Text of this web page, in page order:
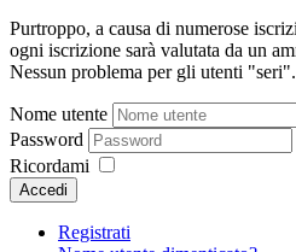
Purtroppo, a causa di numerose
ogni iscrizione sarà valutata da un
Nessun problema per gli utenti "seri".
Nome utente
Password
Ricordami
Accedi
Registrati